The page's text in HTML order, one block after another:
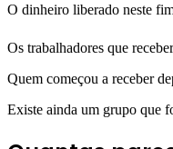
O dinheiro liberado neste
Os trabalhadores que
Quem começou a receber
Existe ainda um grupo que